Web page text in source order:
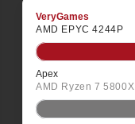
VeryGames
AMD EPYC 4244P
Apex
AMD Ryzen 7 5800X